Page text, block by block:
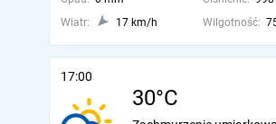
Wiatr:
17 km/h Wilgotność:
17:00
30°C